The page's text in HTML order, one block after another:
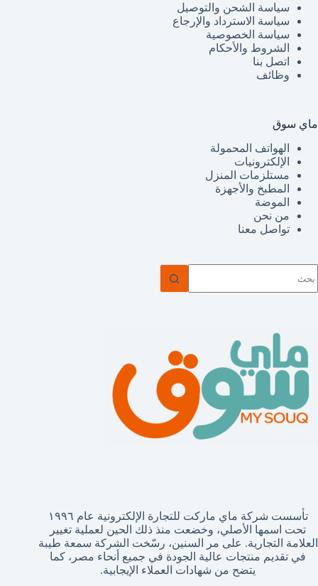
سياسة الشحن والتوصيل
سياسة الاسترداد والإرجاع
سياسة الخصوصية
الشروط والأحكام
اتصل بنا
وظائف
ماي سوق
الهواتف المحمولة
الإلكترونيات
مستلزمات المنزل
المطبخ والأجهزة
الموضة
من نحن
تواصل معنا
توجد
تأسست شركة ماي ماركت للتجارة الإلكترونية عام ١٩٩٦
تحت اسمها الأصلي، وخضعت منذ ذلك الحين لعملية تغيير
العلامة التجارية. على مر السنين، رسّخت الشركة سمعة طيبة
في تقديم منتجات عالية الجودة في جميع أنحاء مصر، كما
يتضح من شهادات العملاء الإيجابية.